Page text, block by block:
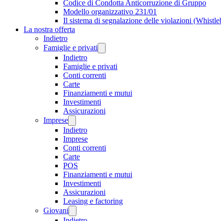
Codice di Condotta Anticorruzione di Gruppo
Modello organizzativo 231/01
Il sistema di segnalazione delle violazioni
La nostra offerta
Indietro
Famiglie e privati
Indietro
Famiglie e privati
Conti correnti
Carte
Finanziamenti e mutui
Investimenti
Assicurazioni
Imprese
Indietro
Imprese
Conti correnti
Carte
POS
Finanziamenti e mutui
Investimenti
Assicurazioni
Leasing e factoring
Giovani